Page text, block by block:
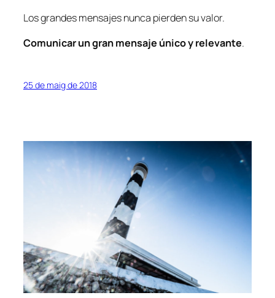
Los grandes mensajes nunca pierden su valor.
Comunicar un gran mensaje único y relevante.
25 de maig de 2018